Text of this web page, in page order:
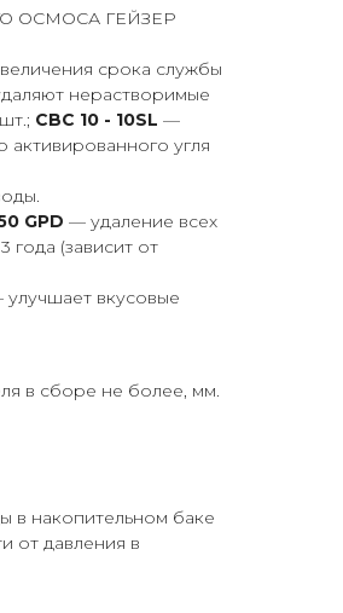
ОСМОСА ГЕЙЗЕР
срока службы
нерастворимые
CBC 10 - 10SL —
угля
GPD — удаление всех
года (зависит от
улучшает вкусовые
в сборе не более, мм.
в накопительном баке
от давления в